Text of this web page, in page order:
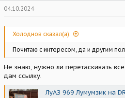
04.10.2024
Холоднов сказал(а):
Почитаю с интересом, да и другим
Не знаю, нужно ли перетаскивать
дам ссылку.
ЛуАЗ 969 Лумумзик на